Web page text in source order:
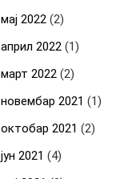
мај 2022(2)
април 2022(1)
март 2022(2)
новембар 2021 (1)
октобар 2021 (2)
јун 2021 (4)